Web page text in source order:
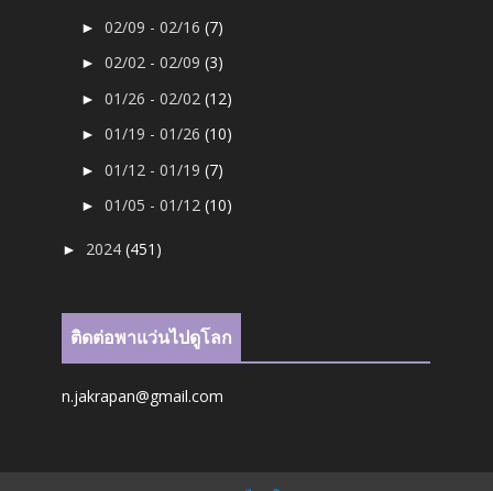
►02/09 - 02/16(7)
►02/02 - 02/09(3)
►01/26 - 02/02(12)
►01/19 - 01/26(10)
►01/12 - 01/19(7)
►01/05 - 01/12(10)
► 2024(451)
ติดต่อพาแว่นไปดูโลก
n.jakrapan@gmail.com